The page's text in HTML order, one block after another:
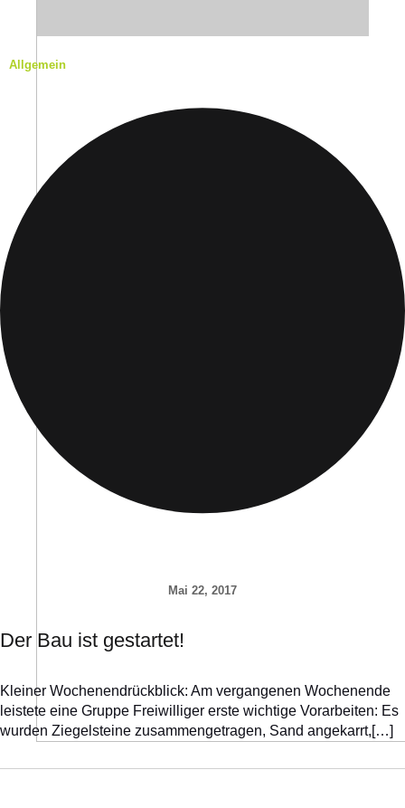
Allgemein
Mai 22, 2017
Der Bau ist gestartet!
Kleiner Wochenendrückblick: Am vergangenen Wochenende
leistete eine Gruppe Freiwilliger erste wichtige Vorarbeiten: Es
wurden Ziegelsteine zusammengetragen, Sand angekarrt,[…]